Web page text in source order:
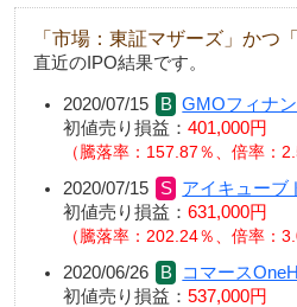
「市場：東証マザーズ」かつ
直近のIPO結果です。
2020/07/15
GMOフィナ
初値売り損益： 401,000円
騰落率：157.87％、倍率：
2020/07/15
アイキューブ
初値売り損益： 631,000円
騰落率：202.24％、倍率：
2020/06/26
コマース
初値売り損益： 537,000円